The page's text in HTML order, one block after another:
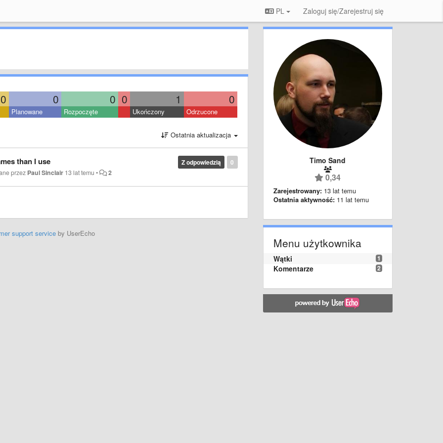
PL Zaloguj się/Zarejestruj się
0 0 0 0 1 0
Planowane Rozpoczęte Ukończony Odrzucone
Ostatnia aktualizacja
0
Z odpowiedzią
than I use
przez Paul Sinclair 13 lat temu • 2
support serviceby UserEcho
Timo Sand
0,34
Zarejestrowany: 13 lat temu
Ostatnia aktywność: 11 lat temu
Menu użytkownika
1
Wątki
2
Komentarze